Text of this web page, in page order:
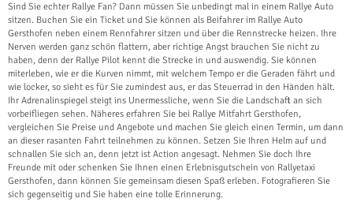
Sind Sie echter Rallye Fan? Dann müssen Sie unbedingt mal in einem Rallye Auto
sitzen. Buchen Sie ein Ticket und Sie können als Beifahrer im Rallye Auto
Gersthofen neben einem Rennfahrer sitzen und über die Rennstrecke heizen. Ihre
Nerven werden ganz schön flattern, aber richtige Angst brauchen Sie nicht zu
haben, denn der Rallye Pilot kennt die Strecke in und auswendig. Sie können
miterleben, wie er die Kurven nimmt, mit welchem Tempo er die Geraden fährt und
wie locker, so sieht es für Sie zumindest aus, er das Steuerrad in den Händen hält.
Ihr Adrenalinspiegel steigt ins Unermessliche, wenn Sie die Landschaft an sich
vorbeifliegen sehen. Näheres erfahren Sie bei Rallye Mitfahrt Gersthofen,
vergleichen Sie Preise und Angebote und machen Sie gleich einen Termin, um dann
an dieser rasanten Fahrt teilnehmen zu können. Setzen Sie Ihren Helm auf und
schnallen Sie sich an, denn jetzt ist Action angesagt. Nehmen Sie doch Ihre
Freunde mit oder schenken Sie Ihnen einen Erlebnisgutschein von Rallyetaxi
Gersthofen, dann können Sie gemeinsam diesen Spaß erleben. Fotografieren Sie
sich gegenseitig und Sie haben eine tolle Erinnerung.